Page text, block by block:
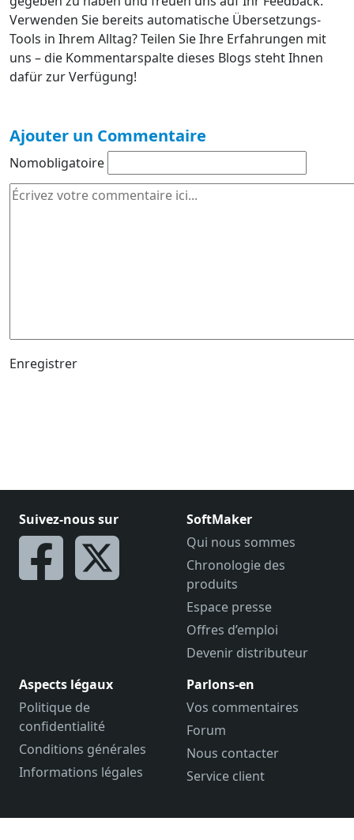
Verwenden Sie bereits automatische Übersetzungs-
Tools in Ihrem Alltag? Teilen Sie Ihre Erfahrungen mit
uns – die Kommentarspalte dieses Blogs steht Ihnen
dafür zur Verfügung!
Ajouter un Commentaire
Nomobligatoire
Enregistrer
Suivez-nous sur
SoftMaker
Qui nous sommes
Chronologie des
produits
Espace presse
Offres d’emploi
Devenir distributeur
Aspects légaux
Politique de
confidentialité
Conditions générales
Informations légales
Parlons-en
Vos commentaires
Forum
Nous contacter
Service client